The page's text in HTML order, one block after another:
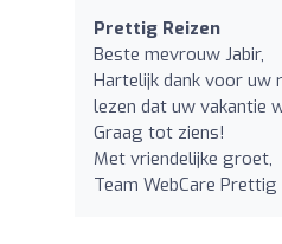
Prettig Reizen
Beste mevrouw Jabir,
Hartelijk dank voor uw
lezen dat uw vakantie
Graag tot ziens!
Met vriendelijke groet,
Team WebCare Prettig